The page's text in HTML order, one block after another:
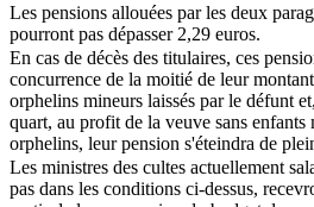
Les pensions allouées par les deux
pourront pas dépasser 2,29 euros.
En cas de décès des titulaires, ces
concurrence de la moitié de leur
orphelins mineurs laissés par le défunt
quart, au profit de la veuve sans
orphelins, leur pension s'éteindra de
Les ministres des cultes actuellement
pas dans les conditions ci-dessus,